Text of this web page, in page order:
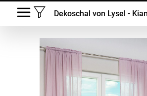
Dekoschal von Lysel -